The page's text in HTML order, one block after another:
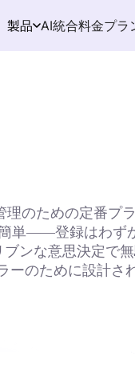
製品 AI統合料金プラ
理のための定番
単——登録はわず
ンな意思決定で
のために設計さ